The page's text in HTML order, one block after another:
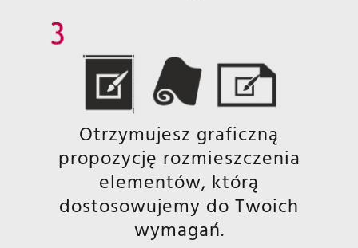
Otrzymujesz graficzną
propozycję rozmieszczenia
elementów, którą
dostosowujemy do Twoich
wymagań.